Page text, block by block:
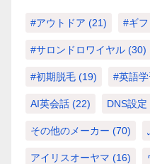
#アウトドア (21) #ギフ
#サロンドロワイヤル (30)
#初期脱毛 (19) #英語学
AI英会話 (22) DNS設定
その他のメーカー (70)
アイリスオーヤマ (16)